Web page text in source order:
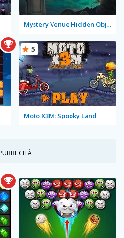
Mystery Venue Hidden Object
Moto X3M: Spooky Land
5